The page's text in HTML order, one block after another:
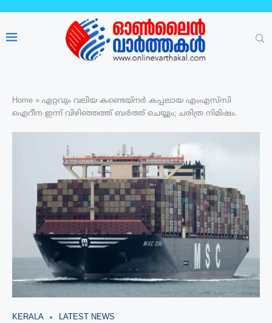
Home » ഏറ്റവും വലിയ കണ്ടെയ്നർ കപ്പലായ എംഎസ്‍സി
ഐറീന ഇന്ന് വിഴിഞ്ഞത്ത് ബർത്ത് ചെയ്യും; ചരിത്ര നിമിഷം.
KERALA LATEST NEWS